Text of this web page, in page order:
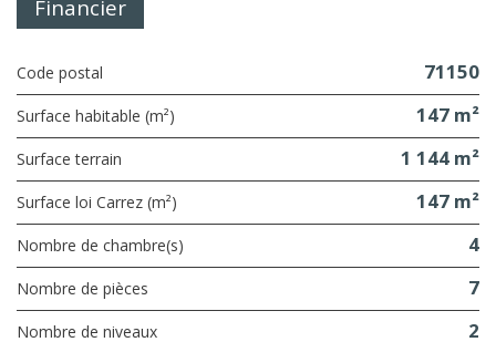
Financier
Code postal 71150
Surface habitable (m²) 147 m²
surface terrain 1 144 m²
Surface loi Carrez (m²) 147 m²
Nombre de chambre(s) 4
Nombre de pièces 7
Nombre de niveaux 2